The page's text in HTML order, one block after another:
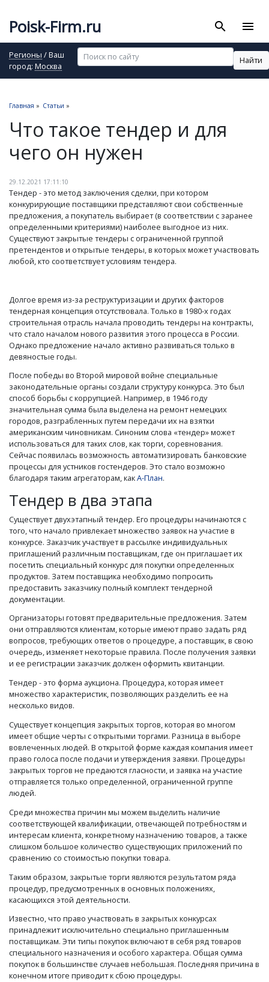
Poisk-Firm.ru search menu
Регионы / Ваш
город: Москва
Найти
Главная » Статьи »
Что такое тендер и для
чего он нужен
29.12.2021 17:11:10
Тендер - это метод заключения сделки, при котором
конкурирующие поставщики представляют свои собственные
предложения, а покупатель выбирает (в соответствии с заранее
определенными критериями) наиболее выгодное из них.
Существуют закрытые тендеры с ограниченной группой
претендентов и открытые тендеры, в которых может участвовать
любой, кто соответствует условиям тендера.
Долгое время из-за реструктуризации и других факторов
тендерная концепция отсутствовала. Только в 1980-х годах
строительная отрасль начала проводить тендеры на контракты,
что стало началом нового развития этого процесса в России.
Однако предложение начало активно развиваться только в
девяностые годы.
После победы во Второй мировой войне специальные
законодательные органы создали структуру конкурса. Это был
способ борьбы с коррупцией. Например, в 1946 году
значительная сумма была выделена на ремонт немецких
городов, разграбленных путем передачи их на взятки
американским чиновникам. Синоним слова «тендер» может
использоваться для таких слов, как торги, соревнования.
Сейчас появилась возможность автоматизировать банковские
процессы для устников гостендеров. Это стало возможно
благодаря таким агрегаторам, какА-План.
Тендер в два этапа
Существует двухэтапный тендер. Его процедуры начинаются с
того, что начало привлекает множество заявок на участие в
конкурсе. Заказчик участвует в рассылке индивидуальных
приглашений различным поставщикам, где он приглашает их
посетить специальный конкурс для покупки определенных
продуктов. Затем поставщика необходимо попросить
предоставить заказчику полный комплект тендерной
документации.
Организаторы готовят предварительные предложения. Затем
они отправляются клиентам, которые имеют право задать ряд
вопросов, требующих ответов о процедуре, а поставщик, в свою
очередь, изменяет некоторые правила. После получения заявки
и ее регистрации заказчик должен оформить квитанции.
Тендер - это форма аукциона. Процедура, которая имеет
множество характеристик, позволяющих разделить ее на
несколько видов.
Существует концепция закрытых торгов, которая во многом
имеет общие черты с открытыми торгами. Разница в выборе
вовлеченных людей. В открытой форме каждая компания имеет
право голоса после подачи и утверждения заявки. Процедуры
закрытых торгов не предаются гласности, и заявка на участие
отправляется только определенной, ограниченной группе
людей.
Среди множества причин мы можем выделить наличие
соответствующей квалификации, отвечающей потребностям и
интересам клиента, конкретному назначению товаров, а также
слишком большое количество существующих приложений по
сравнению со стоимостью покупки товара.
Таким образом, закрытые торги являются результатом ряда
процедур, предусмотренных в основных положениях,
касающихся этой деятельности.
Известно, что право участвовать в закрытых конкурсах
принадлежит исключительно специально приглашенным
поставщикам. Эти типы покупок включают в себя ряд товаров
специального назначения и особого характера. Общая сумма
покупок в большинстве случаев небольшая. Последняя причина в
конечном итоге приводит к сбою процедуры.